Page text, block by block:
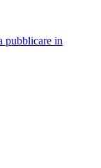
pubblicare in